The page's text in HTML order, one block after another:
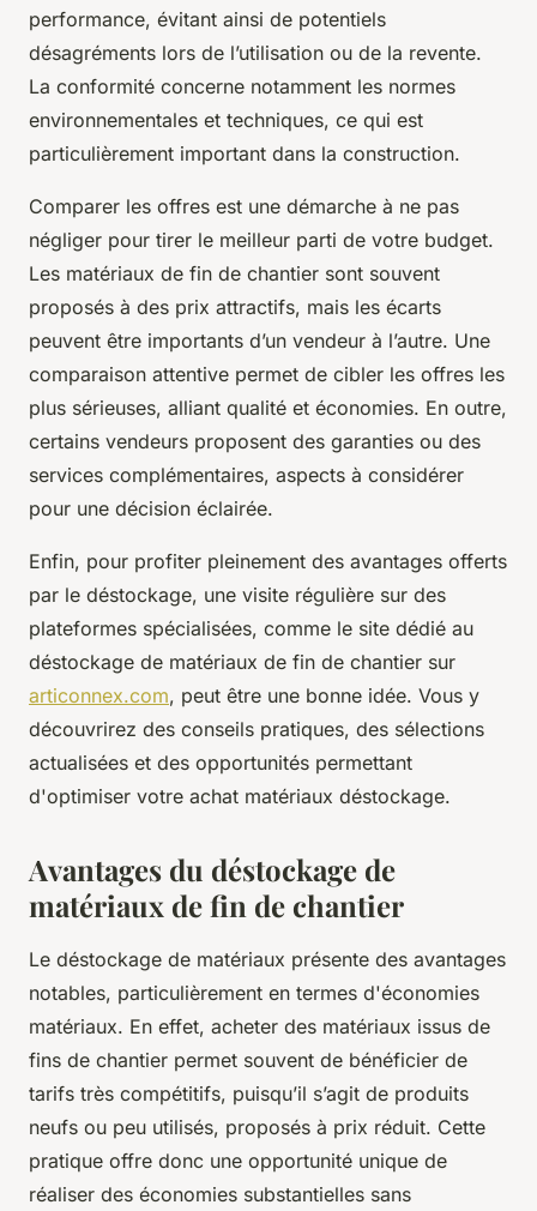
performance, évitant ainsi de potentiels
désagréments lors de l’utilisation ou de la revente.
La conformité concerne notamment les normes
environnementales et techniques, ce qui est
particulièrement important dans la construction.
Comparer les offres est une démarche à ne pas
négliger pour tirer le meilleur parti de votre budget.
Les matériaux de fin de chantier sont souvent
proposés à des prix attractifs, mais les écarts
peuvent être importants d’un vendeur à l’autre. Une
comparaison attentive permet de cibler les offres les
plus sérieuses, alliant qualité et économies. En outre,
certains vendeurs proposent des garanties ou des
services complémentaires, aspects à considérer
pour une décision éclairée.
Enfin, pour profiter pleinement des avantages offerts
par le déstockage, une visite régulière sur des
plateformes spécialisées, comme le site dédié au
déstockage de matériaux de fin de chantier sur
articonnex.com, peut être une bonne idée. Vous y
découvrirez des conseils pratiques, des sélections
actualisées et des opportunités permettant
d'optimiser votre achat matériaux déstockage.
Avantages du déstockage de
matériaux de fin de chantier
Le déstockage de matériaux présente des avantages
notables, particulièrement en termes d'économies
matériaux. En effet, acheter des matériaux issus de
fins de chantier permet souvent de bénéficier de
tarifs très compétitifs, puisqu’il s’agit de produits
neufs ou peu utilisés, proposés à prix réduit. Cette
pratique offre donc une opportunité unique de
réaliser des économies substantielles sans